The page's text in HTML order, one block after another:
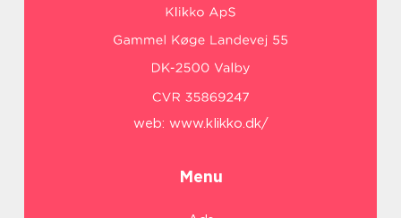
web: www.klikko.dk/
Menu